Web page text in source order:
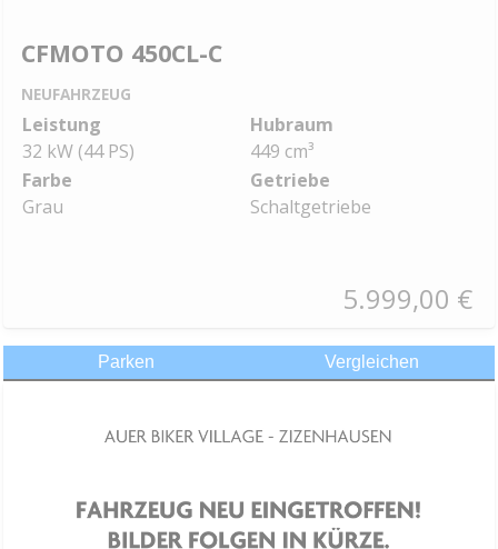
CFMOTO 450CL-C
NEUFAHRZEUG
Leistung
32 kW (44 PS)
Hubraum
449 cm³
Farbe
Grau
Getriebe
Schaltgetriebe
5.999,00 €
Parken Vergleichen